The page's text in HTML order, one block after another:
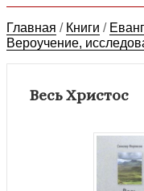
Главная / Книги /
Вероучение,
Весь Христос